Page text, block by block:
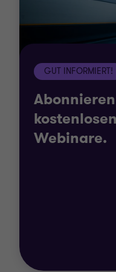
GUT INFORMIERT!
Webinare.